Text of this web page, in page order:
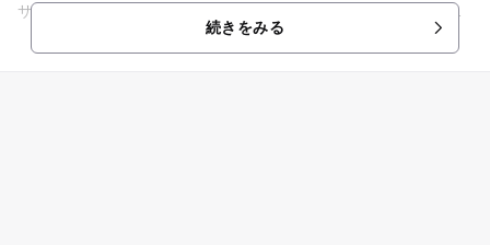
サイエンスショーなどのおもしろ展示が盛りだくさんです。常
設展示はサイエンスプレイ・...続きをみる